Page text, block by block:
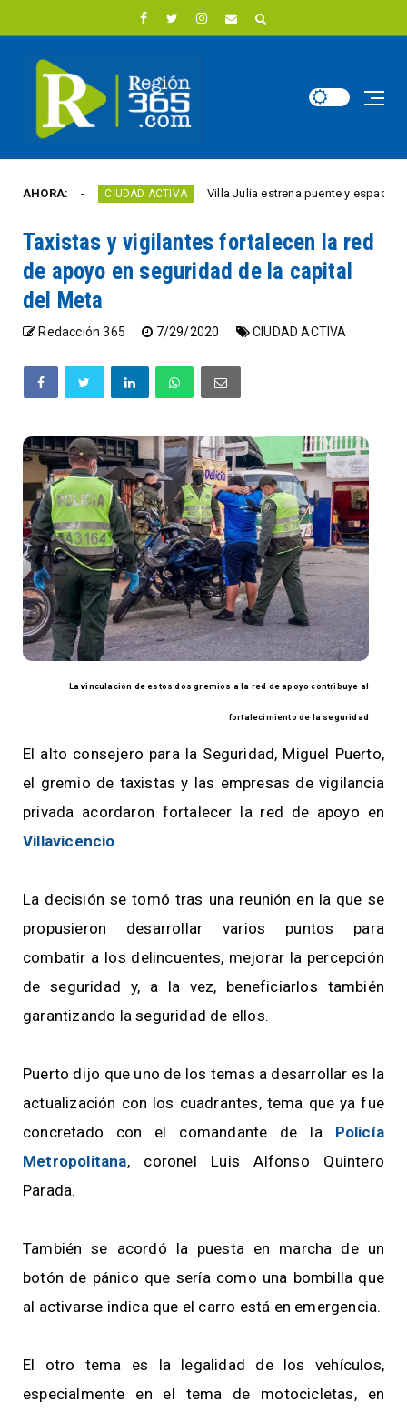
AHORA:
año CIUDAD ACTIVA Villa Julia estrena puente y espacios
Taxistas y vigilantes fortalecen la red
de apoyo en seguridad de la capital
del Meta
Redacción 365 7/29/2020 CIUDAD ACTIVA
La vinculación de estos dos gremios a la red de apoyo contribuye al
fortalecimiento de la seguridad
El alto consejero para la Seguridad, Miguel Puerto,
el gremio de taxistas y las empresas de vigilancia
privada acordaron fortalecer la red de apoyo en
Villavicencio.
La decisión se tomó tras una reunión en la que se
propusieron desarrollar varios puntos para
combatir a los delincuentes, mejorar la percepción
de seguridad y, a la vez, beneficiarlos también
garantizando la seguridad de ellos.
Puerto dijo que uno de los temas a desarrollar es la
actualización con los cuadrantes, tema que ya fue
concretado con el comandante de la Policía
Metropolitana, coronel Luis Alfonso Quintero
Parada.
También se acordó la puesta en marcha de un
botón de pánico que sería como una bombilla que
al activarse indica que el carro está en emergencia.
El otro tema es la legalidad de los vehículos,
especialmente en el tema de motocicletas, en